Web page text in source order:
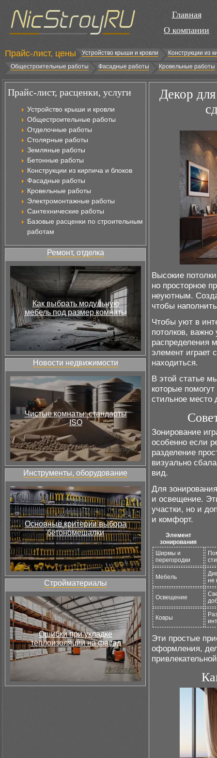
Главная
О компании
Прайс-лист, цены Устройство крыши и кровли
Конструкции из
Общестроительные работы
Фасадные работы Кровельные работы
Прайс-лист, расценки, услуги
Устройство крыши и кровли
Общестроительные работы
Отделочные работы
Столярные работы
Земляные работы
Бетонные работы
Конструкции из кирпича и блоков
Фасадные работы
Кровельные работы
Электромонтажные работы
Сантехнические работы
Базовые расценки по строительным
работам
Ремонт, отделка
Как выбрать модульную
мебель под размер комнаты
Новости недвижимости
Чистые комнаты: стандарты
ISO
Инструменты, оборудование
Основные критерии выбора
бетономешалки
Стройматериалы
Ошибки при укладке
теплоизоляции на фасад
Декор
Высокие
но просторное
неуютным.
чтобы
Чтобы уют в
потолков, важно
распределения
элемент играет
находиться.
В этой статье
которые
стильное место
Зонирование
особенно если
разделение
визуально
вид.
Для
и освещение.
участки, но и
и комфорт.
Элемент
зонирования
Ширмы и
перегородки
Мебель
не
Освещение
Ковры
Эти простые
оформления,